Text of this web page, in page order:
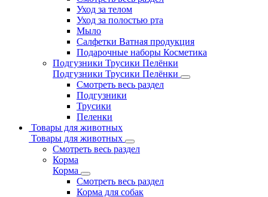
Уход за телом
Уход за полостью рта
Мыло
Салфетки Ватная продукция
Подарочные наборы Косметика
Подгузники Трусики Пелёнки
Подгузники Трусики Пелёнки
Смотреть весь раздел
Подгузники
Трусики
Пеленки
Товары для животных
Товары для животных
Смотреть весь раздел
Корма
Корма
Смотреть весь раздел
Корма для собак